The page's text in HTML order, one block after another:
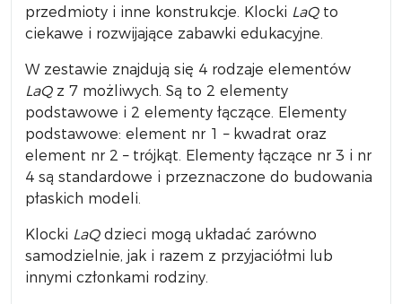
przedmioty i inne konstrukcje. Klocki LaQto
ciekawe i rozwijające zabawki edukacyjne.
W zestawie znajdują się 4 rodzaje elementów
LaQz 7 możliwych. Są to 2 elementy
podstawowe i 2 elementy łączące. Elementy
podstawowe: element nr 1 – kwadrat oraz
element nr 2 – trójkąt. Elementy łączące nr 3 i nr
4 są standardowe i przeznaczone do budowania
płaskich modeli.
Klocki LaQdzieci mogą układać zarówno
samodzielnie, jak i razem z przyjaciółmi lub
innymi członkami rodziny.